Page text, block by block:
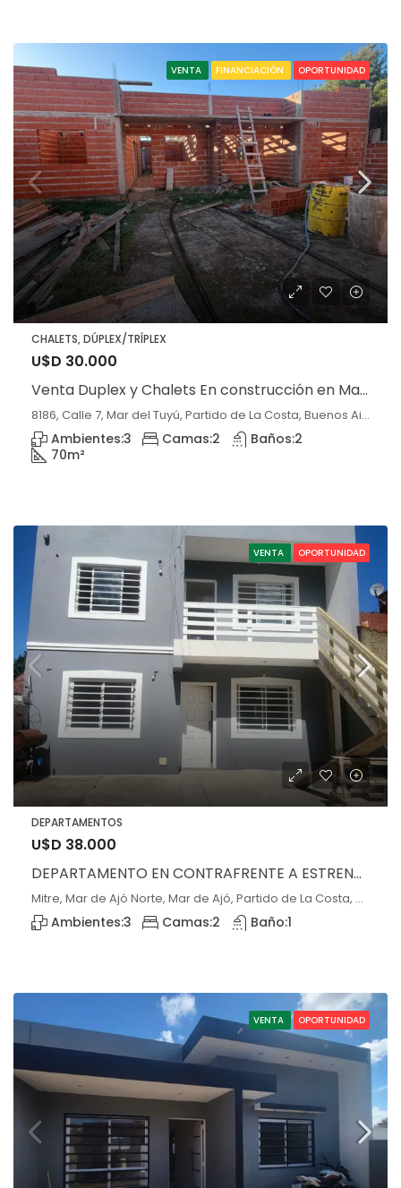
VENTA FINANCIACIÓN OPORTUNIDAD
CHALETS, DÚPLEX/TRÍPLEX
U$D 30.000
Venta Duplex y Chalets En construcción en Mar del Tuyú
8186, Calle 7, Mar del Tuyú, Partido de La Costa, Buenos Aires, 7108, Argentina, Mar del Tuyú, Buenos Aires
Ambientes:3 Camas:2 Baños:2
70m²
VENTA OPORTUNIDAD
DEPARTAMENTOS
U$D 38.000
DEPARTAMENTO EN CONTRAFRENTE A ESTRENAR
Mitre, Mar de Ajó Norte, Mar de Ajó, Partido de La Costa, Buenos Aires, B7109DBX, Argentina, Mar de Ajó, Buenos Aires
Ambientes:3 Camas:2 Baño:1
VENTA OPORTUNIDAD